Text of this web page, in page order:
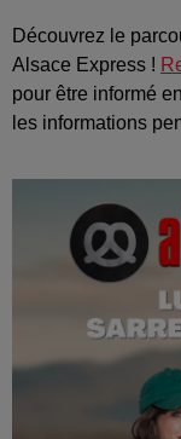
Découvrez le
Alsace Express !
pour être informé
les informations